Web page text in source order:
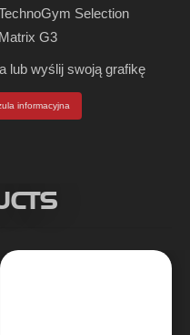
Selection
G3
lub wyślij swoją grafikę
informacyjna